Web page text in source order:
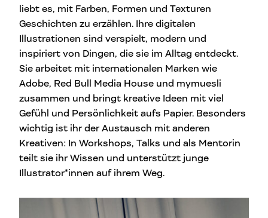
liebt es, mit Farben, Formen und Texturen
Geschichten zu erzählen. Ihre digitalen
Illustrationen sind verspielt, modern und
inspiriert von Dingen, die sie im Alltag entdeckt.
Sie arbeitet mit internationalen Marken wie
Adobe, Red Bull Media House und mymuesli
zusammen und bringt kreative Ideen mit viel
Gefühl und Persönlichkeit aufs Papier. Besonders
wichtig ist ihr der Austausch mit anderen
Kreativen: In Workshops, Talks und als Mentorin
teilt sie ihr Wissen und unterstützt junge
Illustrator*innen auf ihrem Weg.